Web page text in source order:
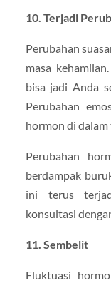
10. Terjadi
Perubahan
masa
bisa jadi Anda
Perubahan
hormon di
Perubahan
berdampak
ini terus
konsultasi
11. Sembelit
Fluktuasi